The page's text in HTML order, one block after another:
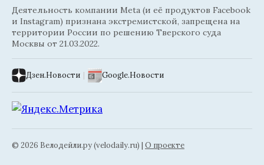
Деятельность компании Meta (и её продуктов Facebook
и Instagram) признана экстремистской, запрещена на
территории России по решению Тверского суда
Москвы от 21.03.2022.
Дзен.Новости | Google.Новости
© 2026 Велодейли.ру (velodaily.ru) | О проекте